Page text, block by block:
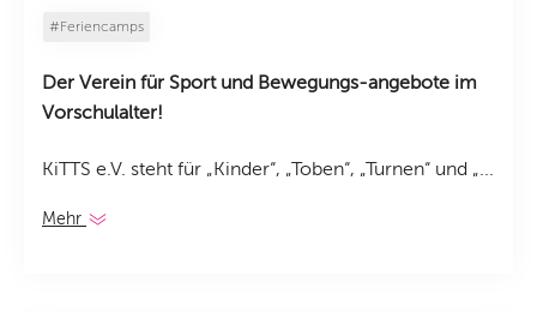
REGIONEN
#Feriencamps
Der Verein für Sport und Bewegungs-angebote im
Vorschulalter!
KiTTS e.V. steht für „Kinder“, „Toben“, „Turnen“ und „...
Mehr